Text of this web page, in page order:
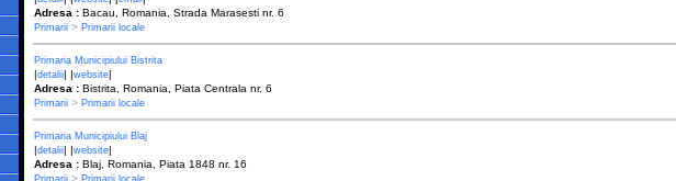
Adresa : Bacau, Romania, Strada Marasesti nr. 6
Primarii > Primarii locale
Primaria Municipiului Bistrita
|detalii| |website|
Adresa : Bistrita, Romania, Piata Centrala nr. 6
Primarii > Primarii locale
Primaria Municipiului Blaj
|detalii| |website|
Adresa : Blaj, Romania, Piata 1848 nr. 16
Primarii > Primarii locale